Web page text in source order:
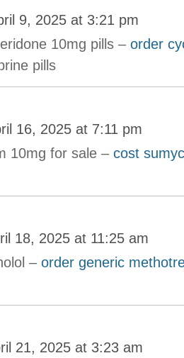
9, 2025 at 3:21 pm
10mg pills – order
pills
16, 2025 at 7:11 pm
10mg for sale – cost
18, 2025 at 11:25 am
– order generic
21, 2025 at 3:23 am